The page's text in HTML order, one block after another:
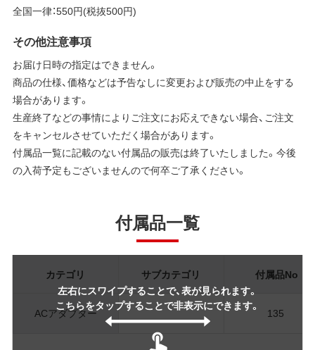
全国一律：550円(税抜500円)
その他注意事項
お届け日時の指定はできません。
商品の仕様、価格などは予告なしに変更および販売の中止をする
場合があります。
生産終了などの事情によりご注文にお応えできない場合、ご注文
をキャンセルさせていただく場合があります。
付属品一覧に記載のない付属品の販売は終了いたしました。今後
の入荷予定もございませんので何卒ご了承ください。
付属品一覧
左右にスワイプすることで、表が見られます。
こちらをタップすることで非表示にできます。
カテゴリ サブカテゴリ 付属品No
ACアダプター 135